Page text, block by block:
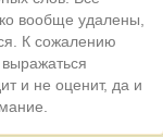
вообще удалены,
К сожалению
и не оценит, да и